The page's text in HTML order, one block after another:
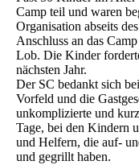
Camp teil und waren
Organisation abseits
Anschluss an das
Lob. Die Kinder
nächsten Jahr.
Der SC bedankt sich
Vorfeld und die
unkomplizierte und
Tage, bei den Kindern
und Helfern, die auf-
und gegrillt haben.